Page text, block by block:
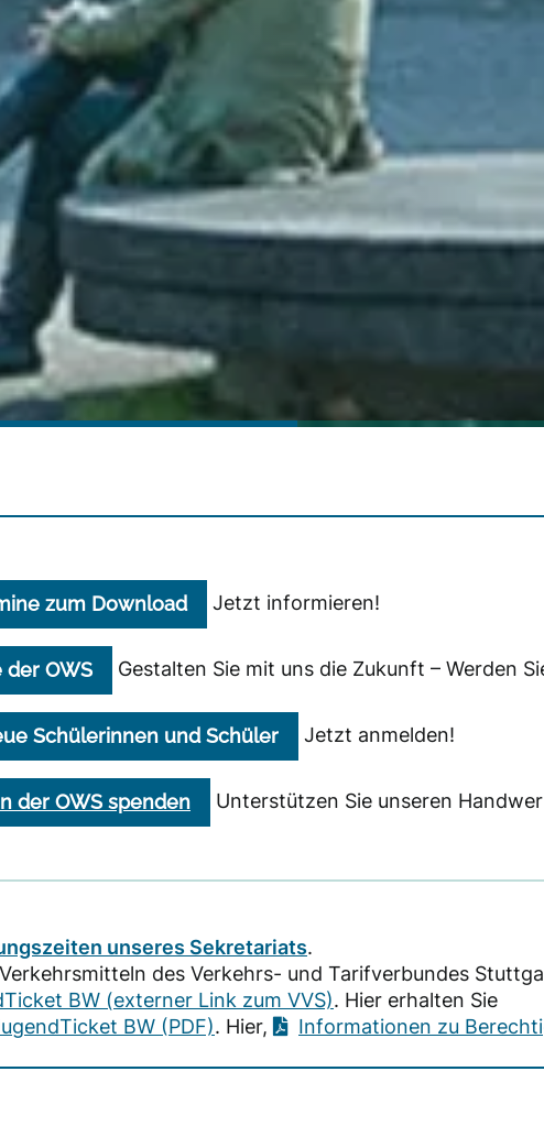
zum Download Jetzt informieren!
OWS Gestalten Sie mit uns die Zukunft – Werden
Schülerinnen und Schüler Jetzt anmelden!
der OWS spenden Unterstützen Sie unseren
unseres Sekretariats.
des Verkehrs- und Tarifverbundes
BW (externer Link zum VVS). Hier erhalten Sie
BW (PDF). Hier, Informationen zu